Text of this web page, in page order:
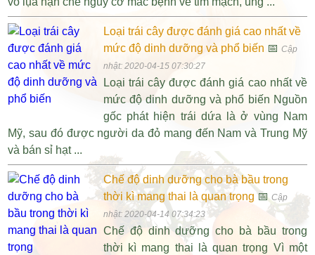
Loại trái cây được đánh giá cao nhất về
mức độ dinh dưỡng và phổ biến 📅 Cập
nhật: 2020-04-15 07:30:27
Loại trái cây được đánh giá cao nhất về
mức độ dinh dưỡng và phổ biến Nguồn
gốc phát hiện trái dứa là ở vùng Nam
Mỹ, sau đó được người da đỏ mang đến Nam và Trung Mỹ
và bán sỉ hạt ...
Chế độ dinh dưỡng cho bà bầu trong
thời kì mang thai là quan trọng 📅 Cập
nhật: 2020-04-14 07:34:23
Chế độ dinh dưỡng cho bà bầu trong
thời kì mang thai là quan trọng Vì một